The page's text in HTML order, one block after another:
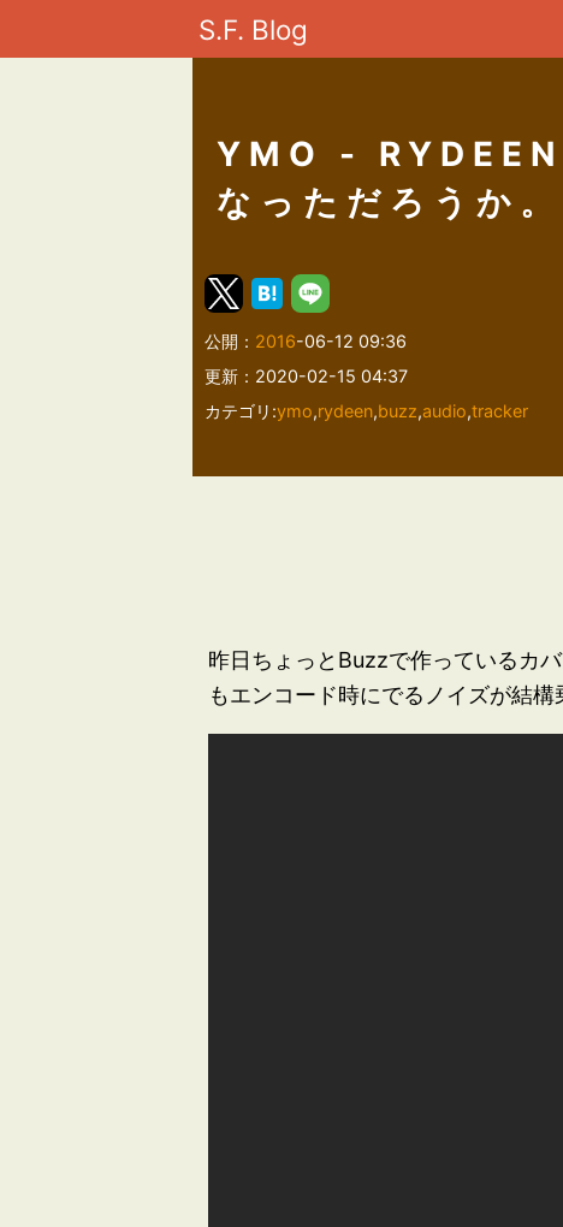
S.F. Blog
YMO - RYDEEN
なっただろうか。
公開： 2016-06-12 09:36
更新：2020-02-15 04:37
カテゴリ:ymo,rydeen,buzz,audio,tracker
昨日ちょっとBuzzで作っているカ
もエンコード時にでるノイズが結構